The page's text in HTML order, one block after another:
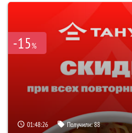
-15%
01:48:26 Получили:88